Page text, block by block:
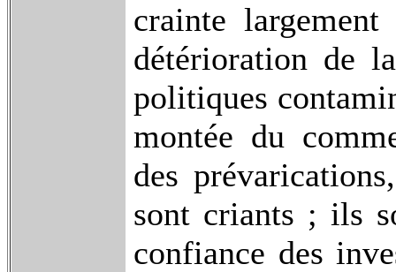
crainte
détérioration de
politiques
montée du
des
sont criants ; ils
confiance des